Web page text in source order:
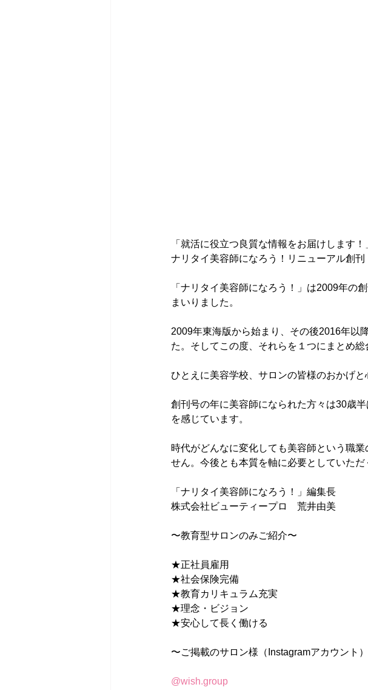
「就活に役立つ良質な情報をお届けします！
ナリタイ美容師になろう！リニューアル創刊
「ナリタイ美容師になろう！」は2009年の
まいりました。
2009年東海版から始まり、その後2016年以
た。そしてこの度、それらを１つにまとめ
ひとえに美容学校、サロンの皆様のおかげと
創刊号の年に美容師になられた方々は30歳
を感じています。
時代がどんなに変化しても美容師という職
せん。今後とも本質を軸に必要としていただ
「ナリタイ美容師になろう！」編集長
株式会社ビューティープロ　荒井由美
〜教育型サロンのみご紹介〜
★正社員雇用
★社会保険完備
★教育カリキュラム充実
★理念・ビジョン
★安心して長く働ける
〜ご掲載のサロン様（Instagramアカウント
@wish.group